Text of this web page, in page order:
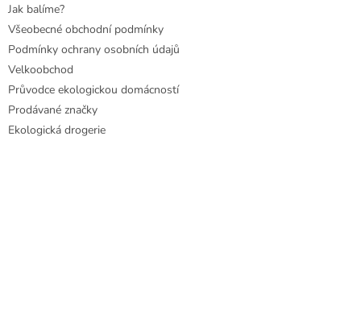
Jak balíme?
Všeobecné obchodní podmínky
Podmínky ochrany osobních údajů
Velkoobchod
Průvodce ekologickou domácností
Prodávané značky
Ekologická drogerie